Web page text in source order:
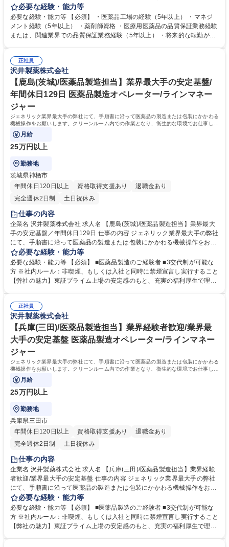
戦略・目標・計画を策定していただくと共に、管轄組織の設計に関与し、
課の目標管理、部門全体の人材育成を通じて組織をあ るべき方向にリード
し、組織力を最大限発揮いただくことを期待します。 具体的には医療用医
薬品工場における医薬品の品質保証部門の統括、マネジメント業務・工場
きます。 募集職種 【兵庫県三田市/品質保証部長】ベテラン歓迎★国内最
大手ジェネリックメーカー
必要な経験・能力等
必要な経験・能力等 【必須】 ・医薬品工場の経験（5年以上） ・マネジ
メント経験（5年以上） ・薬剤師資格 ・医療用医薬品の品質保証業務経験
または、関連業界での品質保証業務経験（5年以上） ・将来的な転勤が可
正社員
沢井製薬株式会社
【鹿島(茨城)/医薬品製造担当】業界最大手の安定基盤/
年間休日129日 医薬品製造オペレーター/ラインマネー
ジャー
ジェネリック業界最大手の弊社にて、手順書に沿って医薬品の製造または包装にかかわる
機械操作をお願いします。クリーンルーム内での作業となり、衛生的な環境でお仕事して
いただけます。
月給
25万円以上
勤務地
茨城県神栖市
年間休日120日以上
資格取得支援あり
退職金あり
完全週休2日制
土日祝休み
仕事の内容
企業名 沢井製薬株式会社 求人名 【鹿島(茨城)/医薬品製造担当】業界最大
手の安定基盤／年間休日129日 仕事の内容 ジェネリック業界最大手の弊社
にて、手順書に沿って医薬品の製造または包装にかかわる機械操作をお願
いします。クリーンルーム内での作業となり、衛生的な環境でお仕事して
いただけます。 【入社後について】 入社後は約半年にわたり研修を実施
します。入社前の段階では専門的な知識は不要です。医薬品製造を通じて
社会貢献したいという意欲のある方はぜひご応募ください！ 【採用背景】
必要な経験・能力等
必要な経験・能力等 【必須】 ■医薬品製造のご経験者 ■3交代制が可能な
方 ※社内ルール：非喫煙、もしくは入社と同時に禁煙宣言し実行すること
【弊社の魅力】東証プライム上場の安定感のもと、充実の福利厚生で理想
心の教育体制と、育休復職率ほぼ100％の「人を大切にする文化」が自慢
です。長く腰を据えて働ける環境が整っています。 学歴・資格 学歴：大
学院 大学 高専 短大 専修学校 高校 語学力： 資格：
正社員
沢井製薬株式会社
【兵庫(三田)/医薬品製造担当】業界経験者歓迎/業界最
大手の安定基盤 医薬品製造オペレーター/ラインマネー
ジャー
ジェネリック業界最大手の弊社にて、手順書に沿って医薬品の製造または包装にかかわる
機械操作をお願いします。クリーンルーム内での作業となり、衛生的な環境でお仕事して
いただけます。
月給
25万円以上
勤務地
兵庫県三田市
年間休日120日以上
資格取得支援あり
退職金あり
完全週休2日制
土日祝休み
仕事の内容
企業名 沢井製薬株式会社 求人名 【兵庫(三田)/医薬品製造担当】業界経験
者歓迎/業界最大手の安定基盤 仕事の内容 ジェネリック業界最大手の弊社
にて、手順書に沿って医薬品の製造または包装にかかわる機械操作をお願
いします。クリーンルーム内での作業となり、衛生的な環境でお仕事して
いただけます。 【入社後について】 入社後は約半年にわたり研修を実施
します。入社前の段階では専門的な知識は不要です。医薬品製造を通じて
社会貢献したいという意欲のある方はぜひご応募ください！ 【採用背景】
必要な経験・能力等
必要な経験・能力等 【必須】 ■医薬品製造のご経験者 ■3交代制が可能な
方 ※社内ルール：非喫煙、もしくは入社と同時に禁煙宣言し実行すること
【弊社の魅力】東証プライム上場の安定感のもと、充実の福利厚生で理想